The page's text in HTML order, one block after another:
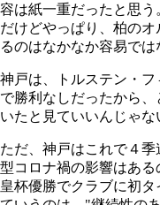
容は紙一重だったと思う
だけどやっぱり、柏の
るのはなかなか容易では
神戸は、トルステン・
で勝利なしだったから
いたと見ていいんじゃな
ただ、神戸はこれで４
型コロナ禍の影響はあ
皇杯優勝でクラブに初